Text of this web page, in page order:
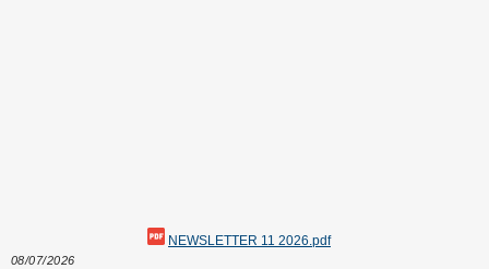
NEWSLETTER 11 2026.pdf
08/07/2026